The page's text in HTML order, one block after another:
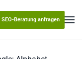
SEO-Beratung anfragen